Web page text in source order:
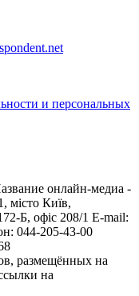
и персональных
онлайн-медиа -
місто Київ,
Б, офіс 208/1 E-mail:
044-205-43-00
размещённых на
на